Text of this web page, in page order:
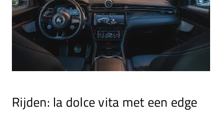
Rijden: la dolce vita met een edge